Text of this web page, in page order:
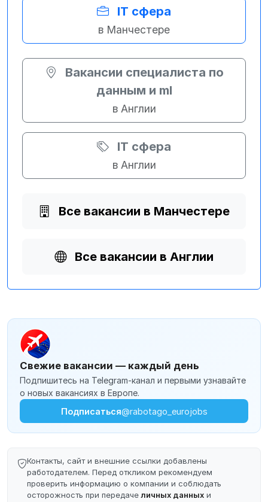
IT сфера
в Манчестере
Вакансии специалиста по
данным и ml
в Англии
IT сфера
в Англии
Все вакансии в Манчестере
Все вакансии в Англии
Свежие вакансии — каждый день
Подпишитесь на Telegram-канал и первыми узнавайте
о новых вакансиях в Европе.
Подписаться@rabotago_eurojobs
Контакты, сайт и внешние ссылки добавлены
работодателем. Перед откликом рекомендуем
проверить информацию о компании и соблюдать
осторожность при передачеличных данных и